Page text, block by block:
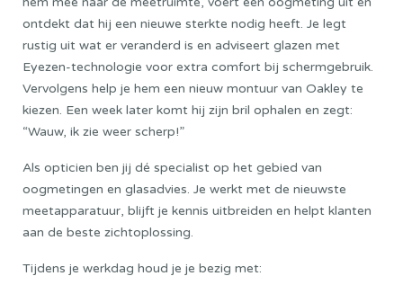
ontdekt dat hij een nieuwe sterkte nodig heeft. Je legt
rustig uit wat er veranderd is en adviseert glazen met
Eyezen-technologie voor extra comfort bij schermgebruik.
Vervolgens help je hem een nieuw montuur van Oakley te
kiezen. Een week later komt hij zijn bril ophalen en zegt:
“Wauw, ik zie weer scherp!”
Als opticien ben jij dé specialist op het gebied van
oogmetingen en glasadvies. Je werkt met de nieuwste
meetapparatuur, blijft je kennis uitbreiden en helpt klanten
aan de beste zichtoplossing.
Tijdens je werkdag houd je je bezig met: